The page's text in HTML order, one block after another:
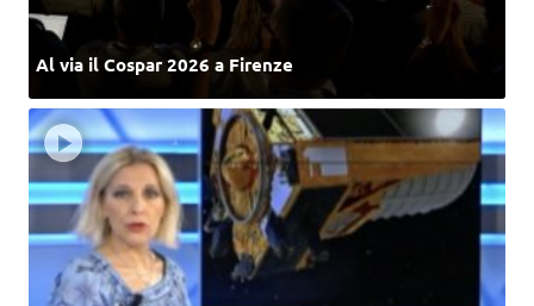
Al via il Cospar 2026 a Firenze